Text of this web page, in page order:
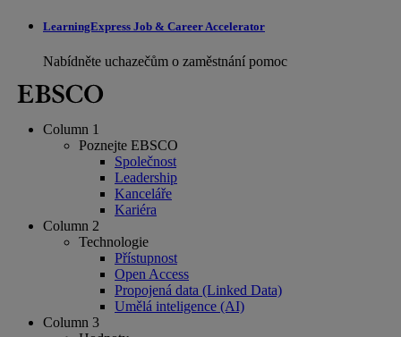
LearningExpress Job & Career Accelerator
Nabídněte uchazečům o zaměstnání pomoc
Column 1
Poznejte EBSCO
Společnost
Leadership
Kanceláře
Kariéra
Column 2
Technologie
Přístupnost
Open Access
Propojená data (Linked Data)
Umělá inteligence (AI)
Column 3